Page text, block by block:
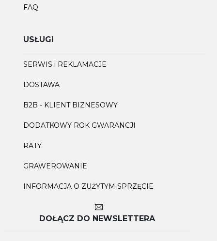
FAQ
USŁUGI
SERWIS i REKLAMACJE
DOSTAWA
B2B - KLIENT BIZNESOWY
DODATKOWY ROK GWARANCJI
RATY
GRAWEROWANIE
INFORMACJA O ZUŻYTYM SPRZĘCIE
DOŁĄCZ DO NEWSLETTERA